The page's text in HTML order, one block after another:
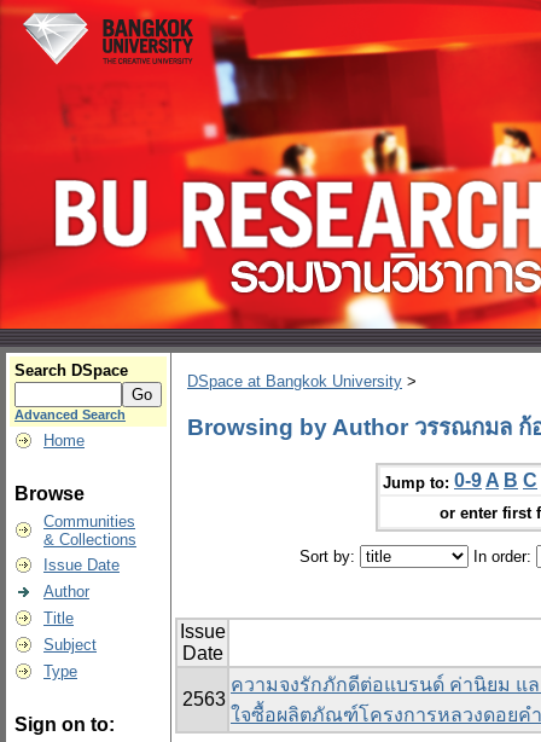
Search DSpace
Advanced Search
Home
Browse
Communities
& Collections
Issue Date
Author
Title
Subject
Type
Sign on to:
DSpace at Bangkok University >
Browsing by Author วรรณกมล ก้
Jump to: 0-9 A B C
or enter first
Sort by: In order:
Issue
Date
2563
ความจงรักภักดีต่อแบรนด์ ค่านิยม แ
ใจซื้อผลิตภัณฑ์โครงการหลวงดอยค